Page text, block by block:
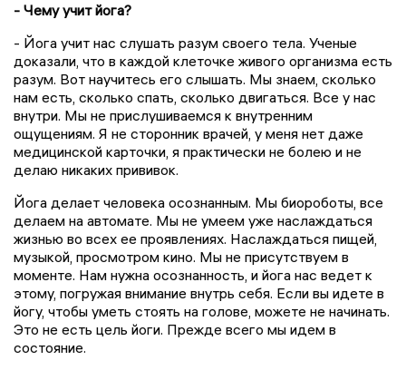
- Чему учит йога?
- Йога учит нас слушать разум своего тела. Ученые
доказали, что в каждой клеточке живого организма есть
разум. Вот научитесь его слышать. Мы знаем, сколько
нам есть, сколько спать, сколько двигаться. Все у нас
внутри. Мы не прислушиваемся к внутренним
ощущениям. Я не сторонник врачей, у меня нет даже
медицинской карточки, я практически не болею и не
делаю никаких прививок.
Йога делает человека осознанным. Мы биороботы, все
делаем на автомате. Мы не умеем уже наслаждаться
жизнью во всех ее проявлениях. Наслаждаться пищей,
музыкой, просмотром кино. Мы не присутствуем в
моменте. Нам нужна осознанность, и йога нас ведет к
этому, погружая внимание внутрь себя. Если вы идете в
йогу, чтобы уметь стоять на голове, можете не начинать.
Это не есть цель йоги. Прежде всего мы идем в
состояние.